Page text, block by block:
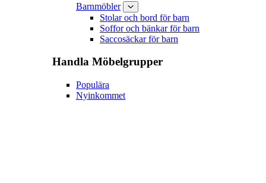
Barnmöbler
Stolar och bord för barn
Soffor och bänkar för barn
Saccosäckar för barn
Handla Möbelgrupper
Populära
Nyinkommet